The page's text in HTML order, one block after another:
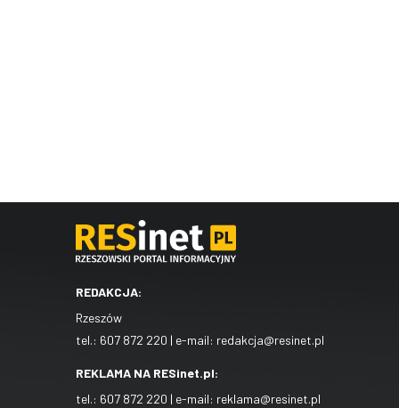
REDAKCJA:
Rzeszów
tel.: 607 872 220 | e-mail: redakcja@resinet.pl
REKLAMA NA RESinet.pl:
tel.: 607 872 220 | e-mail: reklama@resinet.pl